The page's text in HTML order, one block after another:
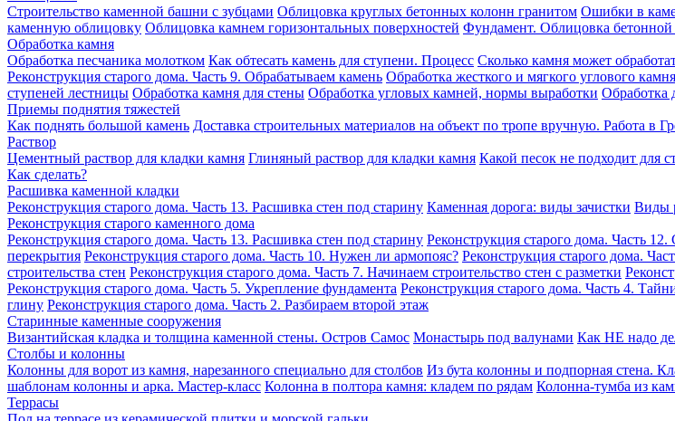
Строительство каменной башни с зубцами Облицовка круглых бетонных колонн гранитом Ошибки в
каменную облицовку Облицовка камнем горизонтальных поверхностей Фундамент. Облицовка
Обработка камня
Обработка песчаника молотком Как обтесать камень для ступени. Процесс Сколько камня может
Реконструкция старого дома. Часть 9. Обрабатываем камень Обработка жесткого и мягкого углового камня
ступеней лестницы Обработка камня для стены Обработка угловых камней, нормы выработки Обработка
Приемы поднятия тяжестей
Как поднять большой камень Доставка строительных материалов на объект по тропе вручную. Работа в
Раствор
Цементный раствор для кладки камня Глиняный раствор для кладки камня Какой песок не подходит для
Как сделать?
Расшивка каменной кладки
Реконструкция старого дома. Часть 13. Расшивка стен под старину Каменная дорога: виды зачистки Виды
Реконструкция старого каменного дома
Реконструкция старого дома. Часть 13. Расшивка стен под старину Реконструкция старого дома. Часть
перекрытия Реконструкция старого дома. Часть 10. Нужен ли армопояс? Реконструкция старого дома.
строительства стен Реконструкция старого дома. Часть 7. Начинаем строительство стен с разметки
Реконструкция старого дома. Часть 5. Укрепление фундамента Реконструкция старого дома. Часть 4.
глину Реконструкция старого дома. Часть 2. Разбираем второй этаж
Старинные каменные сооружения
Византийская кладка и толщина каменной стены. Остров Самос Монастырь под валунами Как НЕ надо
Столбы и колонны
Колонны для ворот из камня, нарезанного специально для столбов Из бута колонны и подпорная стена.
шаблонам колонны и арка. Мастер-класс Колонна в полтора камня: кладем по рядам Колонна-тумба из
Террасы